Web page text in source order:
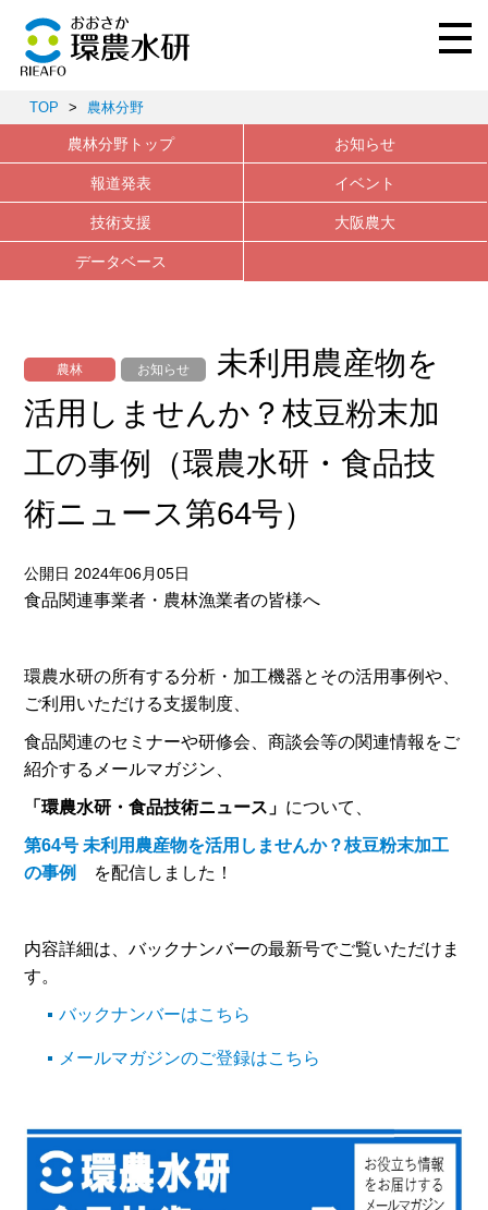
TOP > 農林分野
農林分野トップ お知らせ
報道発表 イベント
技術支援 大阪農大
データベース
農林 お知らせ
未利用農産物を
活用しませんか？枝豆粉末加
工の事例（環農水研・食品技
術ニュース第64号）
公開日 2024年06月05日
食品関連事業者・農林漁業者の皆様へ
環農水研の所有する分析・加工機器とその活用事例や、
ご利用いただける支援制度、
食品関連のセミナーや研修会、商談会等の関連情報をご
紹介するメールマガジン、
「環農水研・食品技術ニュース」 について、
第64号 未利用農産物を活用しませんか？枝豆粉末加工
の事例
を配信しました！
内容詳細は、バックナンバーの最新号でご覧いただけま
す。
バックナンバーはこちら
メールマガジンのご登録はこちら